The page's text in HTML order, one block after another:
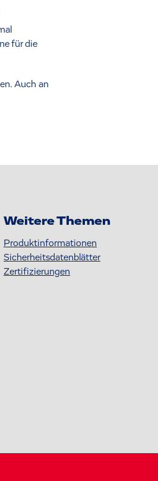
für die
Auch an
Weitere Themen
Produktinformationen
S icherheitsdatenblätter
Zertifizierungen